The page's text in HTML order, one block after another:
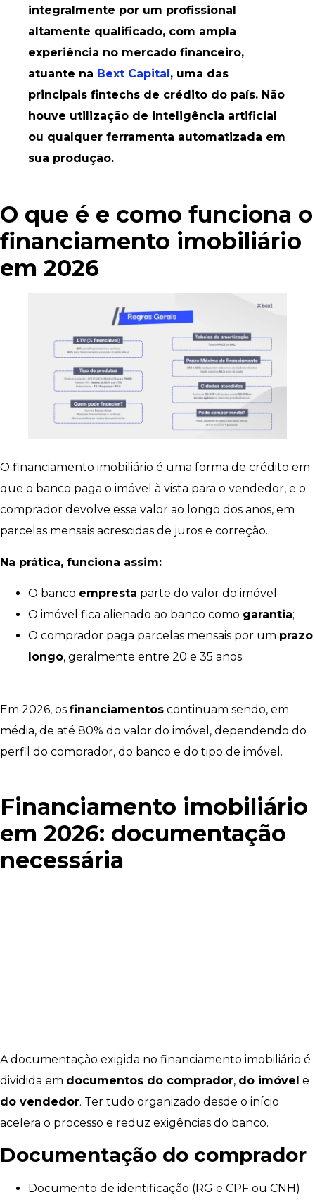
integralmente por um profissional
altamente qualificado, com ampla
experiência no mercado financeiro,
atuante na Bext Capital , uma das
principais fintechs de crédito do país. Não
houve utilização de inteligência artificial
ou qualquer ferramenta automatizada em
sua produção.
O que é e como funciona o
financiamento imobiliário
em 2026
O financiamento imobiliário é uma forma de crédito em
que o banco paga o imóvel à vista para o vendedor, e o
comprador devolve esse valor ao longo dos anos, em
parcelas mensais acrescidas de juros e correção.
Na prática, funciona assim:
O banco empresta parte do valor do imóvel;
O imóvel fica alienado ao banco como garantia;
O comprador paga parcelas mensais por um prazo
longo, geralmente entre 20 e 35 anos.
Em 2026, os financiamentos continuam sendo, em
média, de até 80% do valor do imóvel, dependendo do
perfil do comprador, do banco e do tipo de imóvel.
Financiamento imobiliário
em 2026: documentação
necessária
A documentação exigida no financiamento imobiliário é
dividida em documentos do comprador, do imóvel e
do vendedor. Ter tudo organizado desde o início
acelera o processo e reduz exigências do banco.
Documentação do comprador
Documento de identificação (RG e CPF ou CNH)